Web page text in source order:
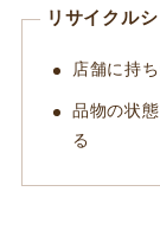
リサイクル
店舗に持
品物の状
る